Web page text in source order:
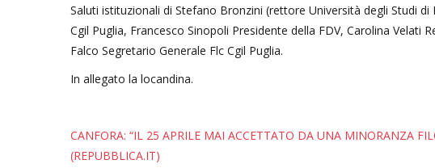
Saluti istituzionali di Stefano Bronzini (rettore Università degli Studi
Cgil Puglia, Francesco Sinopoli Presidente della FDV, Carolina Velati
Falco Segretario Generale Flc Cgil Puglia.
In allegato la locandina.
CANFORA: “IL 25 APRILE MAI ACCETTATO DA UNA MINORANZA
(REPUBBLICA.IT)